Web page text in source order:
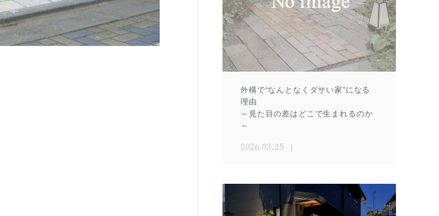
外構で“なんとなくダサい家”になる
理由
～見た目の差はどこで生まれるのか
～
2026.03.25